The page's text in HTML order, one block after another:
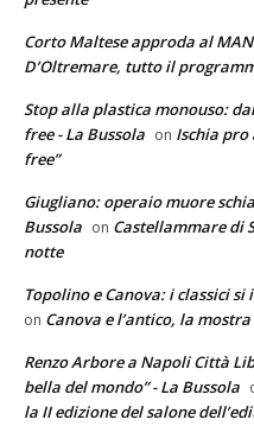
Corto Maltese approda al
D’Oltremare, tutto il
Stop alla plastica monouso:
free - La Bussola on Ischia pro
free”
Giugliano: operaio muore
Bussola on Castellammare di
notte
Topolino e Canova: i classici
on Canova e l’antico, la
Renzo Arbore a Napoli Città
bella del mondo” - La Bussola
la II edizione del salone